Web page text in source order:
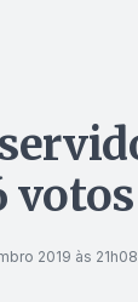
2019 às 21h08